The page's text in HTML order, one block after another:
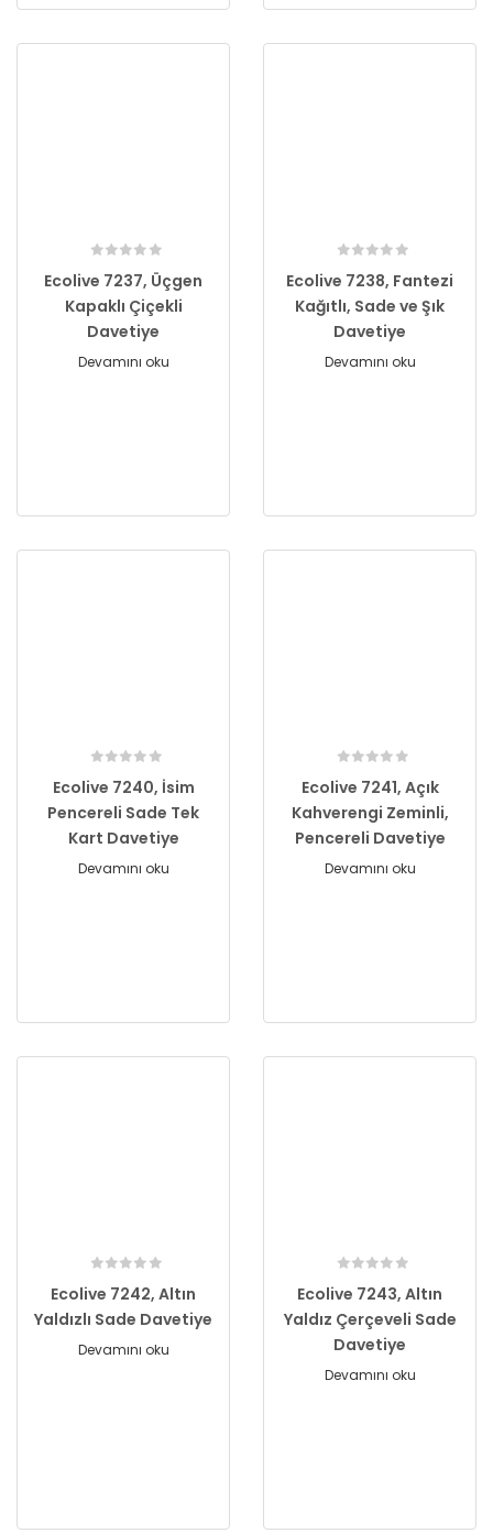
Ecolive 7237, Üçgen
Kapaklı Çiçekli
Davetiye
Devamını oku
Ecolive 7238, Fantezi
Kağıtlı, Sade ve Şık
Davetiye
Devamını oku
Ecolive 7240, İsim
Pencereli Sade Tek
Kart Davetiye
Devamını oku
Ecolive 7241, Açık
Kahverengi Zeminli,
Pencereli Davetiye
Devamını oku
Ecolive 7242, Altın
Yaldızlı Sade Davetiye
Devamını oku
Ecolive 7243, Altın
Yaldız Çerçeveli Sade
Davetiye
Devamını oku